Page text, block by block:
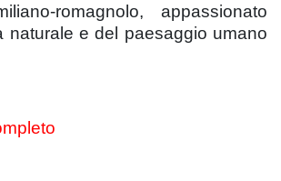
romagnolo, appassionato
naturale e del paesaggio umano